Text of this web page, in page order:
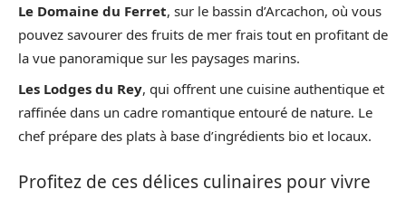
Le Domaine du Ferret, sur le bassin d’Arcachon, où vous
pouvez savourer des fruits de mer frais tout en profitant de
la vue panoramique sur les paysages marins.
Les Lodges du Rey, qui offrent une cuisine authentique et
raffinée dans un cadre romantique entouré de nature. Le
chef prépare des plats à base d’ingrédients bio et locaux.
Profitez de ces délices culinaires pour vivre